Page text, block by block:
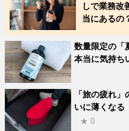
しで業務改
当にあるの
数量限定の「
本当に気持ち
「旅の疲れ
いに薄くなる
★ 0